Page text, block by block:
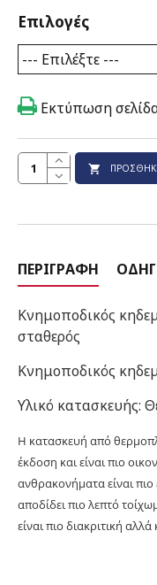
Επιλογές
Εκτύπωση
ΠΕΡΙΓΡΑΦΉ
Κνημοποδικός
σταθερός
Κνημοποδικός
Υλικό κατασκευής:
Η κατασκευή από
έκδοση και είναι πιο
ανθρακονήματα είναι
αποδίδει πιο λεπτό
είναι πιο διακριτική